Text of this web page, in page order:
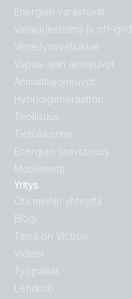
Energian varastointi
Varajärjestelmä ja off-grid
Veneilysovellukset
Vapaa-ajan ajoneuvot
Ammattiajoneuvot
Hybridigeneraattori
Teollisuus
Tietoliikenne
Energian saavtavuus
Mobiliteetti
Yritys
Ota meihin yhteyttä
Blogi
Tämä on Victron
Videot
Työpaikat
Lehdistö